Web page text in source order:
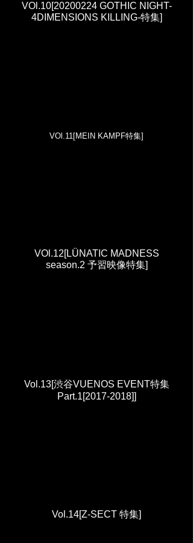
VOl.10[20200224 GOTHIC NIGHT-
4DIMENSIONS KILLING-特集]
VOl.11[MEIN KAMPF特集]
VOl.12[LÜNATIC MADNESS
season.2 予習映像特集]
Vol.13[渋谷VUENOS EVENT特集
Part.1[2017-2018]]
Vol.14[Z-SECT 特集]